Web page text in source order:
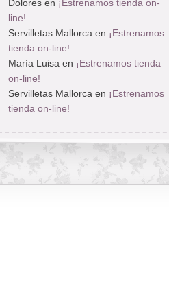
Doloresen ¡Estrenamos tienda on-
line!
Servilletas Mallorcaen ¡Estrenamos
tienda on-line!
María Luisaen ¡Estrenamos tienda
on-line!
Servilletas Mallorcaen ¡Estrenamos
tienda on-line!